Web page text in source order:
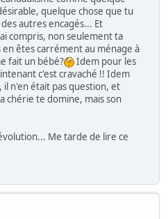
quelque chose que tu
autres encagés... Et
compris, non seulement ta
êtes carrément au ménage à
fait un bébé?
Idem pour les
c'est cravaché !! Idem
n'en était pas question, et
chérie te domine, mais son
Me tarde de lire ce